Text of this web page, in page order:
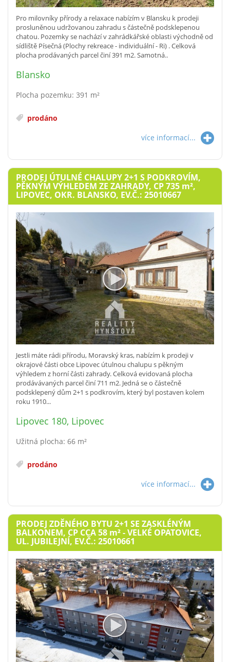
Pro milovníky přírody a relaxace nabízím v Blansku k prodeji
prosluněnou udržovanou zahradu s částečně podsklepenou
chatou. Pozemky se nachází v zahrádkářské oblasti východně od
sídliště Písečná (Plochy rekreace - individuální - Ri) . Celková
plocha prodávaných parcel činí 391 m2. Samotná..
Blansko
Plocha pozemku: 391 m²
prodáno
více informací...
PRODEJ ÚTULNÉ CHALUPY 2+1 S PODKROVÍM,
PĚKNÝM VÝHLEDEM ZE ZAHRADY, CP 735 m²,
LIPOVEC, OKR. BLANSKO, EV.Č.: 25010667
Jestli máte rádi přírodu, Moravský kras, nabízím k prodeji v
okrajové části obce Lipovec útulnou chalupu s pěkným
výhledem z horní části zahrady. Celková evidovaná plocha
prodávávaných parcel činí 711 m2. Jedná se o částečně
podsklepený dům 2+1 s podkrovím, který byl postaven kolem
roku 1910...
Lipovec 180, Lipovec
Užitná plocha: 66 m²
prodáno
více informací...
PRODEJ ZDĚNÉHO BYTU 2+1 SE ZASKLÉNÝM
BALKONEM, CP CCA 58 m²- VELKÉ OPATOVICE,
UL. JUBILEJNÍ, EV.Č.: 25010661